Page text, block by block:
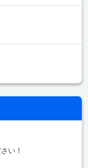
い！